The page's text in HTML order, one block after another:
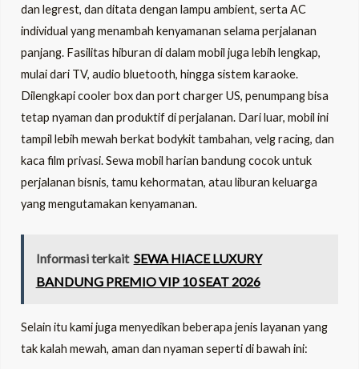
dan legrest, dan ditata dengan lampu ambient, serta AC
individual yang menambah kenyamanan selama perjalanan
panjang. Fasilitas hiburan di dalam mobil juga lebih lengkap,
mulai dari TV, audio bluetooth, hingga sistem karaoke.
Dilengkapi cooler box dan port charger US, penumpang bisa
tetap nyaman dan produktif di perjalanan. Dari luar, mobil ini
tampil lebih mewah berkat bodykit tambahan, velg racing, dan
kaca film privasi. Sewa mobil harian bandung cocok untuk
perjalanan bisnis, tamu kehormatan, atau liburan keluarga
yang mengutamakan kenyamanan.
Informasi terkait SEWA HIACE LUXURY
BANDUNG PREMIO VIP 10 SEAT 2026
Selain itu kami juga menyedikan beberapa jenis layanan yang
tak kalah mewah, aman dan nyaman seperti di bawah ini: